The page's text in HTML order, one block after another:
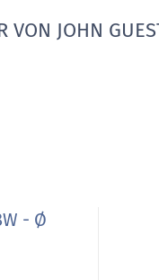
VON JOHN
- Ø